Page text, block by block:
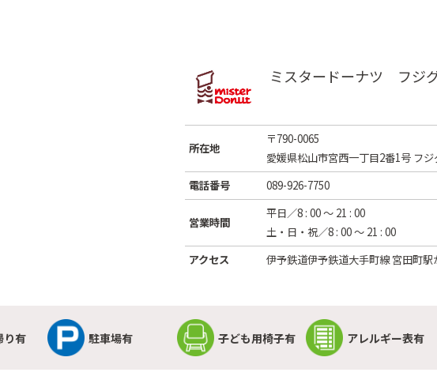
ミスタードーナツ フジ
所在地
〒790-0065
愛媛県松山市宮西一丁目2番1号 フ
電話番号
089-926-7750
営業時間
平日／8 : 00 ～ 21 : 00
土・日・祝／8 : 00 ～ 21 : 00
アクセス
伊予鉄道伊予鉄道大手町線 宮田町駅
り有 駐車場有 子ども用椅子有 アレルギー表有